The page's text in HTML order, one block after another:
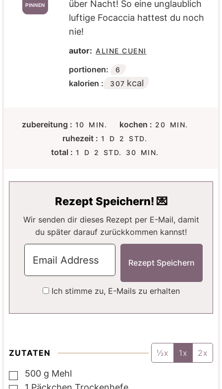
PINNEN
über Nacht! So eine unglaublich
luftige Focaccia hattest du noch
nie!
autor: ALINE CUENI
portionen: 6
kalorien : 307 kcal
zubereitung : 10 M
N
U
MIN. kochen : 20 MMIN.
ruhezeit : 1
D
Y
D 2
S
U
D
N
STD.
total : 1
DD 2
N
E
STD. 30 M
U
E
MIN.
Rezept Speichern! 💌
Wir senden dir dieses Rezept per E-Mail, damit
du später darauf zurückkommen kannst!
Ich stimme zu, E-Mails zu erhalten
ZUTATEN ½x 1x 2x
▢
500 g Mehl